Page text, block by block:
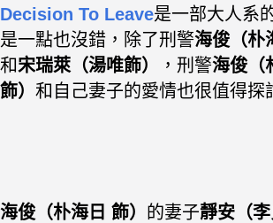
Decision To Leave是一部大人系
是一點也沒錯，除了刑警海俊（朴
和宋瑞萊（湯唯飾） ，刑警海俊（
飾） 和自己妻子的愛情也很值得探
海俊（朴海日 飾） 的妻子靜安（李